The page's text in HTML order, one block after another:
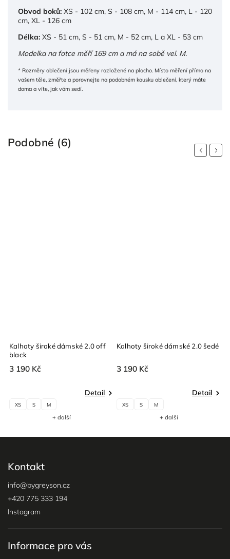
Obvod boků: XS - 102 cm, S - 108 cm, M - 114 cm, L - 120
cm, XL - 126 cm
Délka: XS - 51 cm, S - 51 cm, M - 52 cm, L a XL - 53 cm
Modelka na fotce měří 169cm a má na sobě vel. M.
* Rozměry oblečení jsou měřeny rozložené na plocho. Místo měření přímo na
vašem těle, změřte a porovnejte na podobném kousku oblečení, který máte
doma a víte, jak vám sedí.
Podobné (6)
Previous
Kalhoty široké dámské 2.0 off
black
3 190 Kč
Detail
XS S M
+ další
Kalhoty široké dámské 2.0 šedé
3 190 Kč
Detail
XS S M
+ další
Next
Kontakt
info@bygreyson.cz
+420 775 333 194
Instagram
Informace pro vás